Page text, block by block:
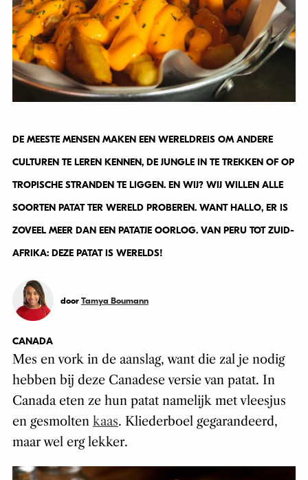
DE MEESTE MENSEN MAKEN EEN WERELDREIS OM ANDERE
CULTUREN TE LEREN KENNEN, DE JUNGLE IN TE TREKKEN OF OP
TROPISCHE STRANDEN TE LIGGEN. EN WIJ? WIJ WILLEN ALLE
SOORTEN PATAT TER WERELD PROBEREN. WANT HALLO, ER IS
ZOVEEL MEER DAN EEN PATATJE OORLOG. VAN PERU TOT ZUID-
AFRIKA: DEZE PATAT IS WERELDS!
door Tamya Boumann
CANADA
Mes en vork in de aanslag, want die zal je nodig
hebben bij deze Canadese versie van patat. In
Canada eten ze hun patat namelijk met vleesjus
en gesmolten kaas. Kliederboel gegarandeerd,
maar wel erg lekker.